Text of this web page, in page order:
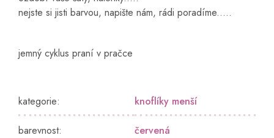
nejste si jisti barvou, napište nám, rádi poradíme.....
jemný cyklus praní v pračce
kategorie: knoflíky menší
barevnost: červená